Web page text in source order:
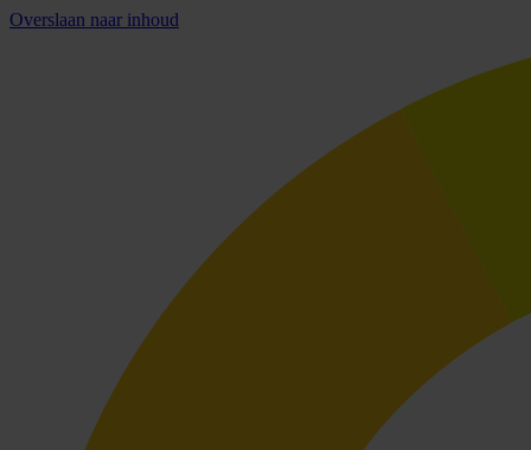
Overslaan naar inhoud